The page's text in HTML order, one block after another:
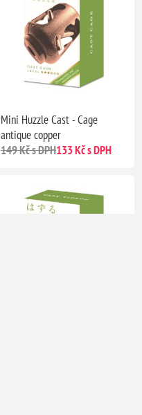
Mini Huzzle Cast - Cage
antique copper
149 Kč s DPH133 Kč s DPH